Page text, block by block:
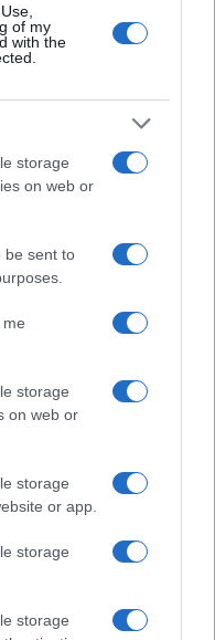
of my
with the
storage
on web or
be sent to
storage
on web or
storage
or app.
storage
storage
sauditi,
campagna
offrendo agli
degli Usa dalle
farsi trascinare in
spesso accade,
con
suAtlantico
militare oggi
iraniano nella sua
al punto di
elettorale
forse persino un
che metterebbe
alternativa tra non
su larga scala.